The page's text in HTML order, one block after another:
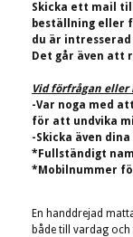
Skicka ett mail till
beställning eller
du är intresserad
Det går även att
Vid förfrågan
-Var noga med
för att undvika
-Skicka även
*Fullständigt
*Mobilnummer
En handdrejad
både till vardag